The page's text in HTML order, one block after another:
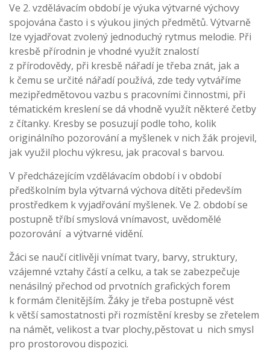
Ve 2. vzdělávacím období je výuka výtvarné výchovy
spojována často i s výukou jiných předmětů. Výtvarně
lze vyjadřovat zvolený jednoduchý rytmus melodie. Při
kresbě přírodnin je vhodné využít znalostí
z přírodovědy, při kresbě nářadí je třeba znát, jak a
k čemu se určité nářadí používá, zde tedy vytváříme
mezipředmětovou vazbu s pracovními činnostmi, při
tématickém kreslení se dá vhodně využít některé četby
z čítanky. Kresby se posuzují podle toho, kolik
originálního pozorování a myšlenek v nich žák projevil,
jak využil plochu výkresu, jak pracoval s barvou.
V předcházejícím vzdělávacím období i v období
předškolním byla výtvarná výchova dítěti především
prostředkem k vyjadřování myšlenek. Ve 2. období se
postupně tříbí smyslová vnímavost, uvědomělé
pozorování a výtvarné vidění.
Žáci se naučí citlivěji vnímat tvary, barvy, struktury,
vzájemné vztahy částí a celku, a tak se zabezpečuje
nenásilný přechod od prvotních grafických forem
k formám členitějším. Žáky je třeba postupně vést
k větší samostatnosti při rozmístění kresby se zřetelem
na námět, velikost a tvar plochy,pěstovat u nich smysl
pro prostorovou dispozici.